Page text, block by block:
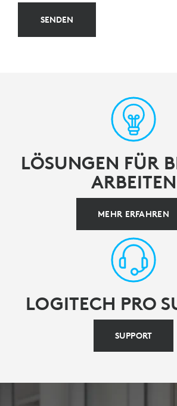
SENDEN
LÖSUNGEN FÜR
ARBEITEN
MEHR ERFAHREN
LOGITECH PRO
SUPPORT